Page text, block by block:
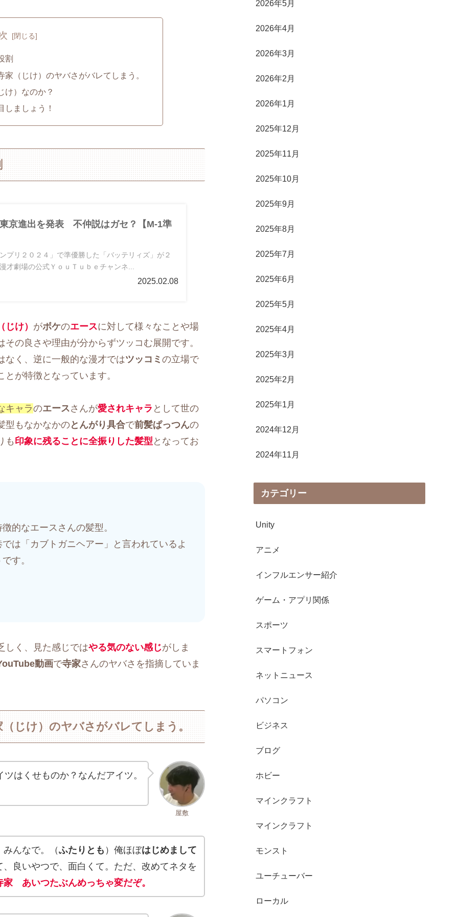
割
（じけ）のヤバさがバレてしまう。
け）なのか？
ましょう！
京進出を発表 不仲説はガセ？【M-1準
プリ２０２４」で準優勝した「バッテリィズ」が２
才劇場の公式ＹｏｕＴｕｂｅチャンネ...
2025.02.08
じけ） がボケのエースに対して様々なことや場
その良さや理由が分からずツッコむ展開です。
なく、逆に一般的な漫才ではツッコミ の立場で
が特徴となっています。
キャラのエースさんが愛されキャラ として世の
型もなかなかのとんがり具合で前髪ぱっつんの
も 印象に残ることに全振りした髪型 となってお
徴的なエースさんの髪型。
では「カブトガニヘアー」と言われているよ
す。
しく、見た感じではやる気のない感じがしま
動画で寺家さんのヤバさを指摘していま
じけ）のヤバさがバレてしまう。
屋敷
ツはくせものか？なんだアイツ。
んなで。（ふたりとも ）俺ほぼはじめまして
良いやつで、面白くて。ただ、改めてネタを
家 あいつたぶんめっちゃ変だぞ。
2026年5月
2026年4月
2026年3月
2026年2月
2026年1月
2025年12月
2025年11月
2025年10月
2025年9月
2025年8月
2025年7月
2025年6月
2025年5月
2025年4月
2025年3月
2025年2月
2025年1月
2024年12月
2024年11月
カテゴリー
Unity
アニメ
インフルエンサー紹介
ゲーム・アプリ関係
スポーツ
スマートフォン
ネットニュース
パソコン
ビジネス
ブログ
ホビー
マインクラフト
マインクラフト
モンスト
ユーチューバー
ローカル